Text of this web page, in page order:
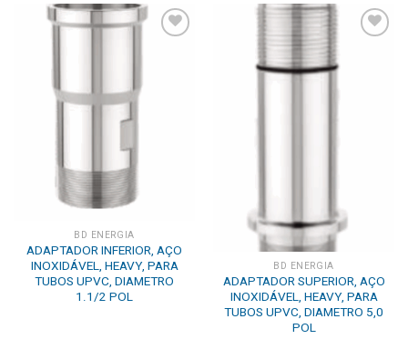
BD ENERGIA
ADAPTADOR INFERIOR, AÇO
INOXIDÁVEL, HEAVY, PARA
TUBOS UPVC, DIAMETRO
1.1/2 POL
BD ENERGIA
ADAPTADOR SUPERIOR, AÇO
INOXIDÁVEL, HEAVY, PARA
TUBOS UPVC, DIAMETRO 5,0
POL